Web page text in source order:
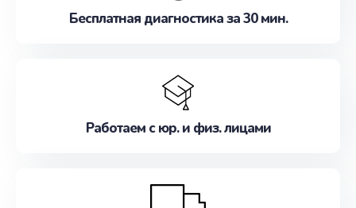
Бесплатная диагностика за 30 мин.
Работаем с юр. и физ. лицами